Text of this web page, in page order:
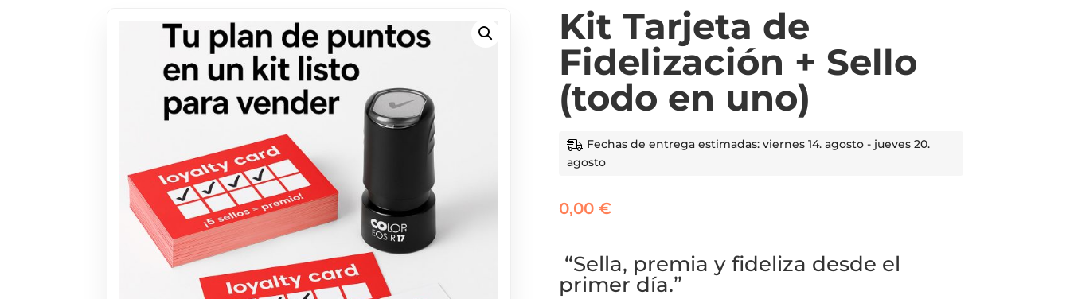
Kit Tarjeta de
Fidelización + Sello
(todo en uno)
Fechas de entrega estimadas: viernes 14. agosto - jueves 20.
agosto
0,00 €
“Sella, premia y fideliza desde el
primer día.”